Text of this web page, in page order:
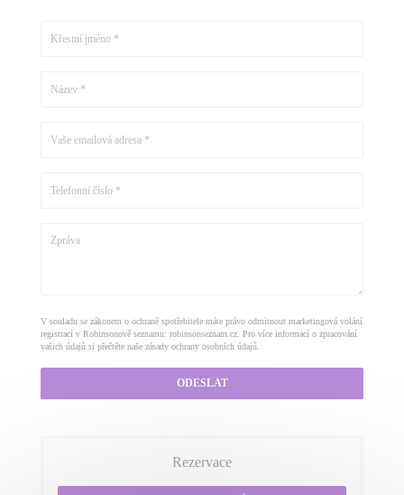
V souladu se zákonem o ochraně spotřebitele máte právo odmítnout marketingová volání
registrací v Robinsonově seznamu: robinsonseznam.cz . Pro více informací o zpracování
vašich údajů si přečtěte naše zásady ochrany osobních údajů
Rezervace